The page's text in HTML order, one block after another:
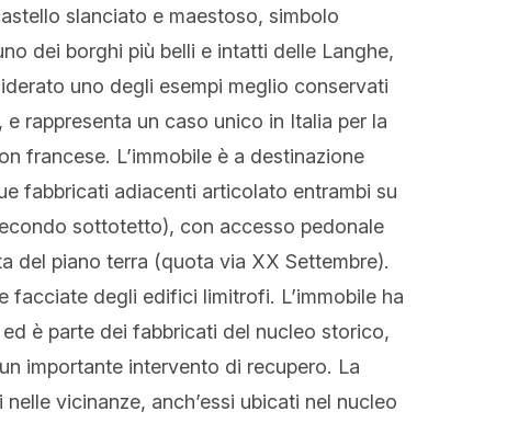
slanciato e maestoso, simbolo
dei borghi più belli e intatti delle Langhe,
uno degli esempi meglio conservati
rappresenta un caso unico in Italia per la
francese. L’immobile è a destinazione
fabbricati adiacenti articolato entrambi su
sottotetto), con accesso pedonale
del piano terra (quota via XX Settembre).
facciate degli edifici limitrofi. L’immobile ha
è parte dei fabbricati del nucleo storico,
importante intervento di recupero. La
vicinanze, anch’essi ubicati nel nucleo